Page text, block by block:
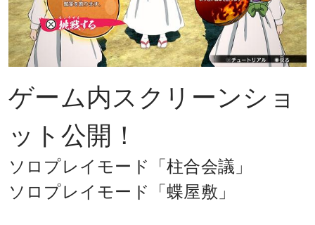
ゲーム内スクリーンショ
ット公開！
ソロプレイモード「柱合会議」
ソロプレイモード「蝶屋敷」